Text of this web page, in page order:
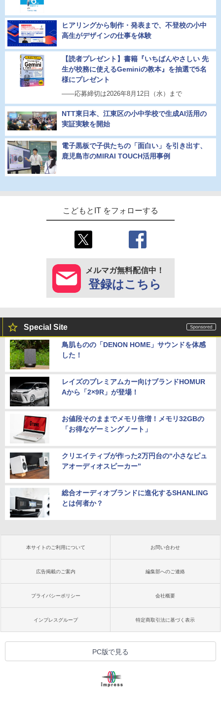
ヒアリングから制作・発表まで、不登校の小中
高生がデザインの仕事を体験
【読者プレゼント】書籍『いちばんやさしい 先
生が校務に使えるGeminiの教本』を抽選で5名
様にプレゼント
――応募締切は2026年8月12日（水）まで
NTT東日本、江東区の小中学校で生成AI活用の
実証実験を開始
電子黒板で子供たちの「面白い」を引き出す、
鹿児島市のMIRAI TOUCH活用事例
こどもとIT をフォローする
メルマガ無料配信中！
登録はこちら
Special Site
鳥肌ものの「DENON HOME」サウンドを体感
した！
レイズのプレミアムカー向けブランドHOMUR
Aから「2×9R」が登場！
お値段そのままでメモリ倍増！メモリ32GBの
「お得なゲーミングノート」
クリエイティブが作った2万円台の“小さなピュ
アオーディオスピーカー”
総合オーディオブランドに進化するSHANLING
とは何者か？
本サイトのご利用について お問い合わせ
広告掲載のご案内 編集部へのご連絡
プライバシーポリシー 会社概要
インプレスグループ 特定商取引法に基づく表示
PC版で見る